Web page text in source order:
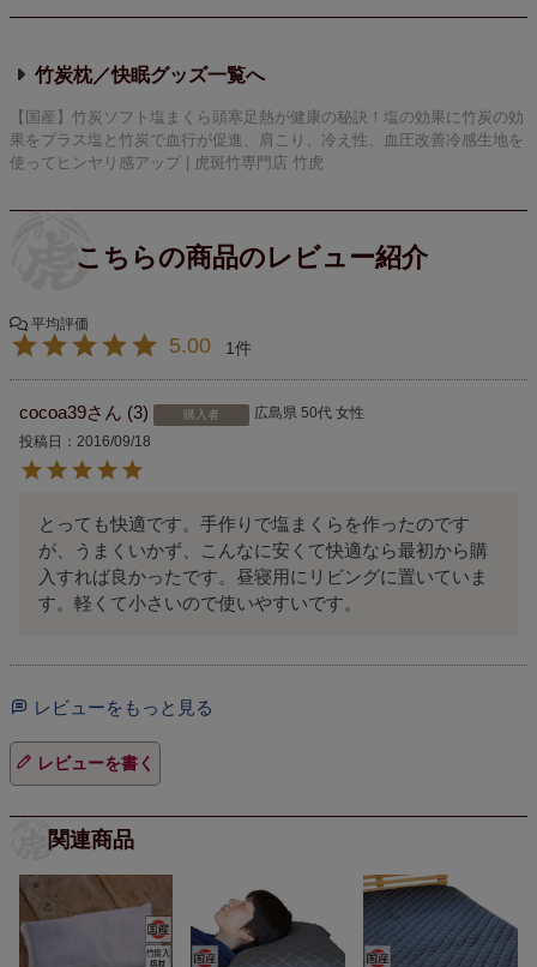
竹炭枕／快眠グッズ
【国産】竹炭ソフト塩まくら頭寒足熱が健康の秘訣！塩の効果に竹炭の効
果をプラス塩と竹炭で血行が促進、肩こり、冷え性、血圧改善冷感生地を
使ってヒンヤリ感アップ | 虎斑竹専門店 竹虎
5.00 1
cocoa39 3 購入者 広島県 50代 女性
投稿日
2016/09/18
とっても快適です。手作りで塩まくらを作ったのです
が、うまくいかず、こんなに安くて快適なら最初から購
入すれば良かったです。昼寝用にリビングに置いていま
す。軽くて小さいので使いやすいです。
レビューをもっと見る
レビューを書く
関連商品